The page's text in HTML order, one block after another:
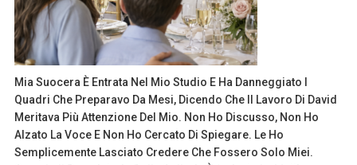
Mia Suocera È Entrata Nel Mio Studio E Ha Danneggiato I
Quadri Che Preparavo Da Mesi, Dicendo Che Il Lavoro Di David
Meritava Più Attenzione Del Mio. Non Ho Discusso, Non Ho
Alzato La Voce E Non Ho Cercato Di Spiegare. Le Ho
Semplicemente Lasciato Credere Che Fossero Solo Miei.